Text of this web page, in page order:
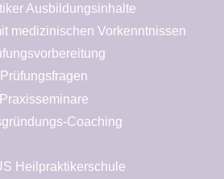
Ausbildungsinhalte
medizinischen Vorkenntnissen
Prüfungsfragen
Praxisseminare
Coaching
Heilpraktikerschule